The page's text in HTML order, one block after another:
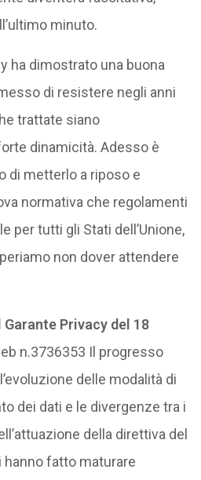
minuto.
ha dimostrato una buona
di resistere negli anni
trattate siano
dinamicità. Adesso è
di metterlo a riposo e
normativa che regolamenti
per tutti gli Stati dell’Unione,
non dover attendere
Privacy del 18
n.3736353 Il progresso
delle modalità di
dei dati e le divergenze tra i
della direttiva del
hanno fatto maturare